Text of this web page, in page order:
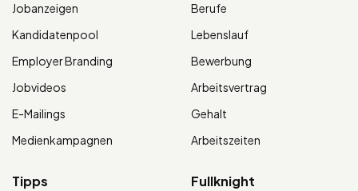
Jobanzeigen
Kandidatenpool
Employer Branding
Jobvideos
E-Mailings
Medienkampagnen
Berufe
Lebenslauf
Bewerbung
Arbeitsvertrag
Gehalt
Arbeitszeiten
Tipps Fullknight